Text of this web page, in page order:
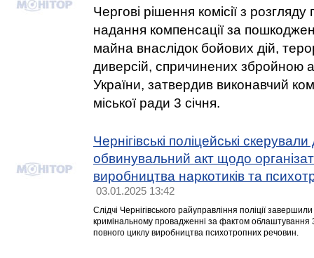
Чергові рішення комісії з
надання компенсації за
майна внаслідок бойових дій,
диверсій, спричинених збройною
України, затвердив виконавчий
міської ради 3 cічня.
Чернігівські поліцейські
обвинувальний акт щодо
виробництва наркотиків та
03.01.2025 13:42
Слідчі Чернігівського райуправління поліції
кримінальному провадженні за фактом облаштування
повного циклу виробництва психотропних речовин.